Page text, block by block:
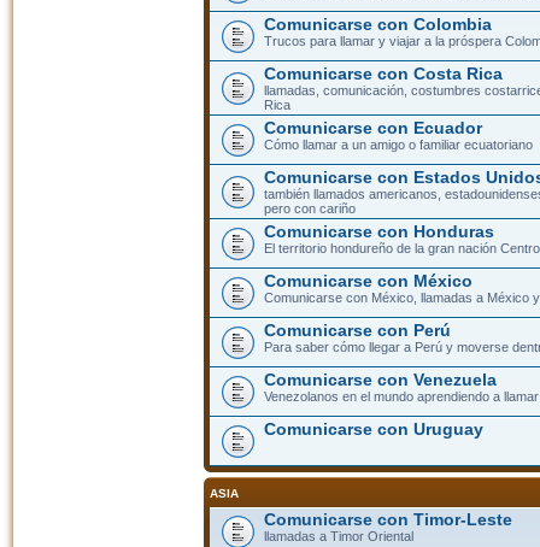
Comunicarse con Colombia
Trucos para llamar y viajar a la próspera
Comunicarse con Costa Rica
llamadas, comunicación, costumbres
Rica
Comunicarse con Ecuador
Cómo llamar a un amigo o familiar ecuatoriano
Comunicarse con Estados
también llamados americanos,
pero con cariño
Comunicarse con Honduras
El territorio hondureño de la gran nación
Comunicarse con México
Comunicarse con México, llamadas a México
Comunicarse con Perú
Para saber cómo llegar a Perú y moverse
Comunicarse con Venezuela
Venezolanos en el mundo aprendiendo a
Comunicarse con Uruguay
ASIA
Comunicarse con Timor-Leste
llamadas a Timor Oriental